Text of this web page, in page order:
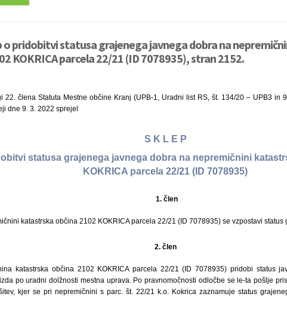
o pridobitvi statusa grajenega javnega dobra na
KOKRICA parcela 22/21 (ID 7078935), stran 2152.
22. člena Statuta Mestne občine Kranj (UPB-1, Uradni list RS, št. 134/20 – UPB3 in
dne 9. 3. 2022 sprejel
S K L E P
statusa grajenega javnega dobra na nepremičnini
KOKRICA parcela 22/21 (ID 7078935)
1. člen
katastrska občina 2102 KOKRICA parcela 22/21 (ID 7078935) se vzpostavi
2. člen
katastrska občina 2102 KOKRICA parcela 22/21 (ID 7078935) pridobi status
po uradni dolžnosti mestna uprava. Po pravnomočnosti odločbe se le-ta pošlje
kjer se pri nepremičnini s parc. št. 22/21 k.o. Kokrica zaznamuje status